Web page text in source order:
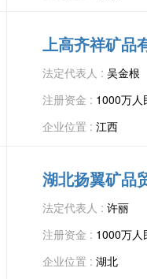
上高齐祥矿品
法定代表人 : 吴金根
注册资金 : 1000万人
企业位置 : 江西
湖北扬翼矿品
法定代表人 : 许丽
注册资金 : 1000万人
企业位置 : 湖北